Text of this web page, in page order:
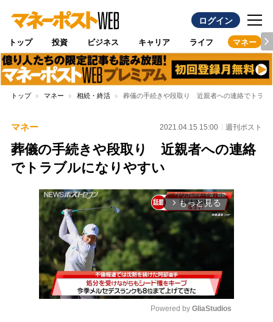
ログイン
トップ 投資 ビジネス キャリア ライフ マネー
トップ マネー 相続・終活 葬儀の手続きや段取り 近親者への連絡でトラブ
マネー 2021.04.15 15:00 週刊ポスト
葬儀の手続きや段取り 近親者への連絡
でトラブルになりやすい
arrow_forward_ios もっと見る
Powered by GliaStudios